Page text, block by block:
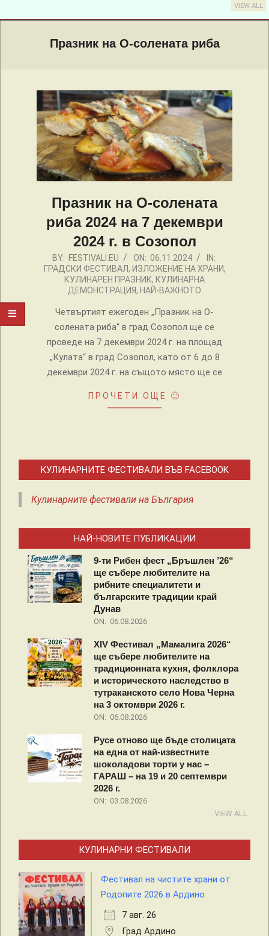
VIEW ALL
Празник на О-солената риба
Празник на О-солената
риба 2024 на 7 декември
2024 г. в Созопол
2024-
11-
BY: FESTIVALI.EU ON: 06.11.2024
IN:
ГРАДСКИ ФЕСТИВАЛ, ИЗЛОЖЕНИЕ НА ХРАНИ,
КУЛИНАРЕН ПРАЗНИК, КУЛИНАРНА
ДЕМОНСТРАЦИЯ, НАЙ-ВАЖНОТО
Четвъртият ежегоден „Празник на О-
солената риба“ в град Созопол ще се
проведе на 7 декември 2024 г. на площад
„Кулата“ в град Созопол, като от 6 до 8
декември 2024 г. на същото място ще се
ПРОЧЕТИ ОЩЕ 🙂
КУЛИНАРНИТЕ ФЕСТИВАЛИ ВЪВ FACEBOOK
Кулинарните фестивали на България
НАЙ-НОВИТЕ ПУБЛИКАЦИИ
9-ти Рибен фест „Бръшлен ’26“
ще събере любителите на
рибните специалитети и
българските традиции край
Дунав
ON: 06.08.2026
XIV Фестивал „Мамалига 2026“
ще събере любителите на
традиционната кухня, фолклора
и историческото наследство в
тутраканското село Нова Черна
на 3 октомври 2026 г.
ON: 06.08.2026
Русе отново ще бъде столицата
на една от най-известните
шоколадови торти у нас –
ГАРАШ – на 19 и 20 септември
2026 г.
ON: 03.08.2026
VIEW ALL
КУЛИНАРНИ ФЕСТИВАЛИ
Фестивал на чистите храни от
Родопите 2026 в Ардино
7 авг. 26
Град Ардино